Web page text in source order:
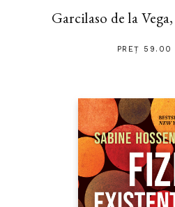
Garcilaso de la
PREȚ 59.00